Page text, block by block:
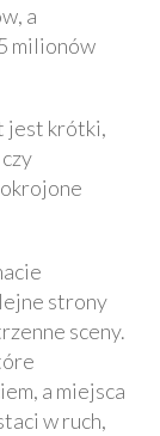
a
milionów
jest krótki,
strony
sceny.
a miejsca
w ruch,